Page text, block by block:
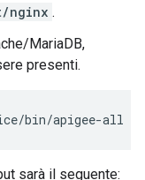
nginx .
MariaDB,
presenti.
bin/apigee-all
sarà il seguente: